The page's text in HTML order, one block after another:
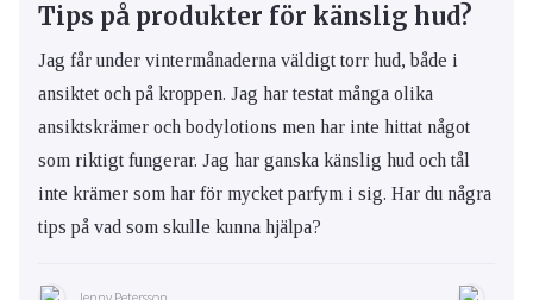
Tips på produkter för känslig hud?
Jag får under vintermånaderna väldigt torr hud, både i
ansiktet och på kroppen. Jag har testat många olika
ansiktskrämer och bodylotions men har inte hittat något
som riktigt fungerar. Jag har ganska känslig hud och tål
inte krämer som har för mycket parfym i sig. Har du några
tips på vad som skulle kunna hjälpa?